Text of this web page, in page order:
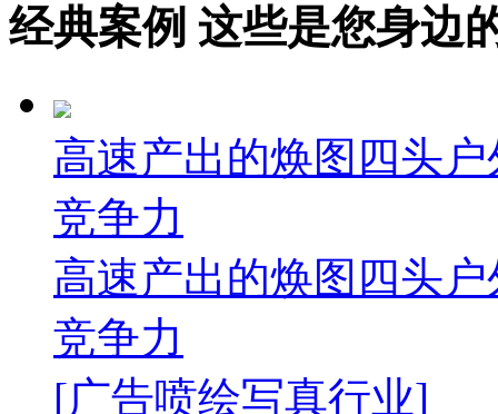
经典案例 这些是您身边
高速产出的焕图四头
竞争力
高速产出的焕图四头
竞争力
[广告喷绘写真行业]